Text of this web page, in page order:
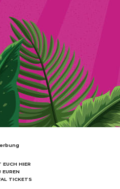
EUCH HIER
EUREN
TICKETS